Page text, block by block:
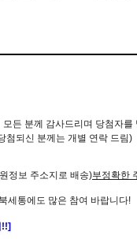
든 분께 감사드리며 당첨자를
첨되신 분께는 개별 연락 드림)
정보 주소지로 배송)부정확한
세통에도 많은 참여 바랍니다!